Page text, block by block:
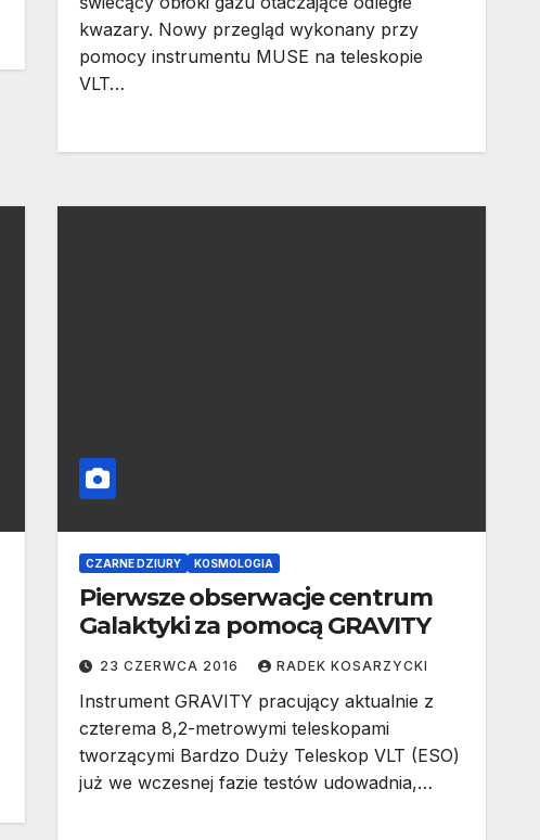
kwazary. Nowy przegląd wykonany przy
pomocy instrumentu MUSE na teleskopie
VLT…
CZARNE DZIURY KOSMOLOGIA
Pierwsze obserwacje centrum
Galaktyki za pomocą GRAVITY
23 CZERWCA 2016 RADEK KOSARZYCKI
Instrument GRAVITY pracujący aktualnie z
czterema 8,2-metrowymi teleskopami
tworzącymi Bardzo Duży Teleskop VLT (ESO)
już we wczesnej fazie testów udowadnia,…